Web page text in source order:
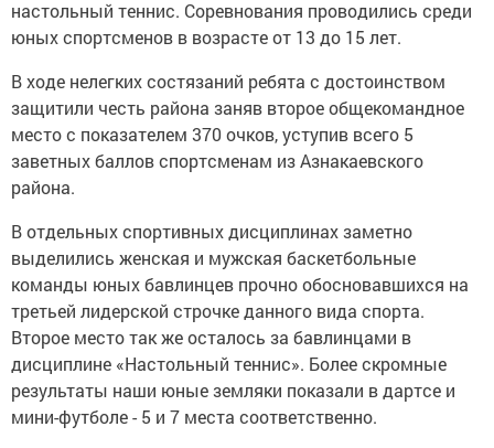
настольный теннис. Соревнования проводились среди
юных спортсменов в возрасте от 13 до 15 лет.
В ходе нелегких состязаний ребята с достоинством
защитили честь района заняв второе общекомандное
место с показателем 370 очков, уступив всего 5
заветных баллов спортсменам из Азнакаевского
района.
В отдельных спортивных дисциплинах заметно
выделились женская и мужская баскетбольные
команды юных бавлинцев прочно обосновавшихся на
третьей лидерской строчке данного вида спорта.
Второе место так же осталось за бавлинцами в
дисциплине «Настольный теннис». Более скромные
результаты наши юные земляки показали в дартсе и
мини-футболе - 5 и 7 места соответственно.